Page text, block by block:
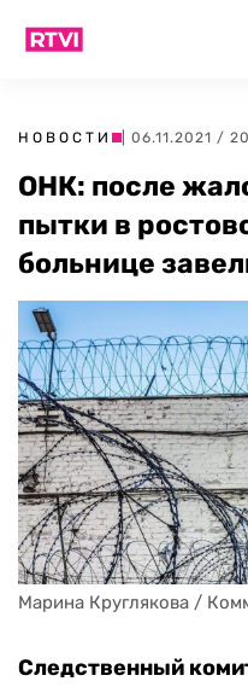
НОВОСТИ | 06.11.2021 /
ОНК: после
пытки в
больнице
Марина Круглякова /
Следственный